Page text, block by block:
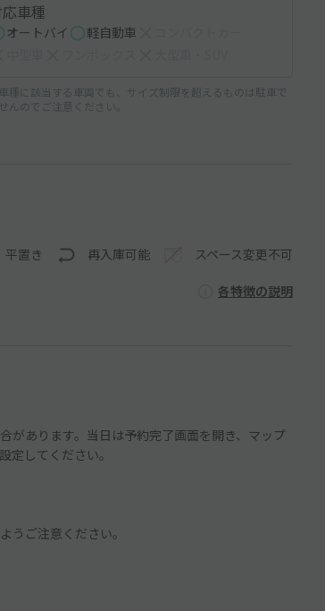
車種
オートバイ 軽自動車
種に該当する車両でも、サイズ制限を超えるものは駐車で
んのでご注意ください。
平置き 再入庫可能 スペース変更不可
各特徴の説明
あります。当日は予約完了画面を開き、マップ
定してください。
ご注意ください。